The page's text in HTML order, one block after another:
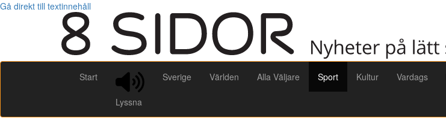
Gå direkt till textinnehåll
Start
Lyssna
Sverige Världen Alla Väljare Sport Kultur Vardags